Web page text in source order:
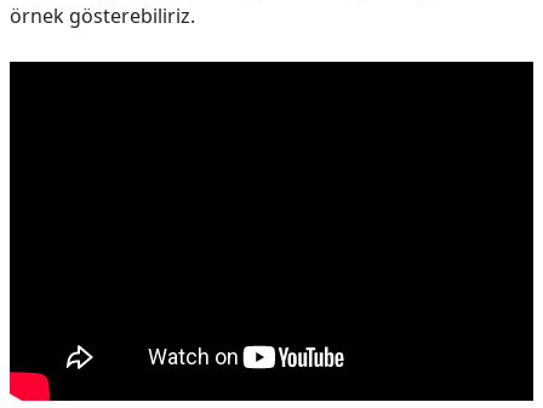
örnek gösterebiliriz.